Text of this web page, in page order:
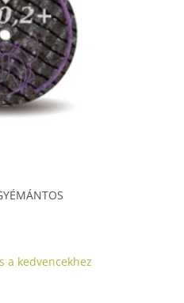
a kedvencekhez